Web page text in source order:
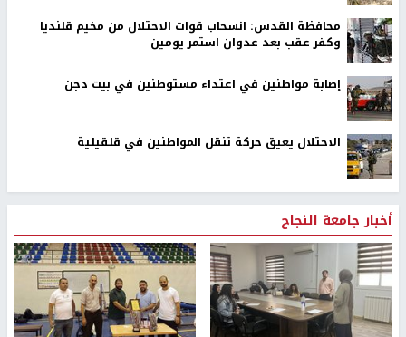
محافظة القدس: انسحاب قوات الاحتلال من مخيم قلنديا
وكفر عقب بعد عدوان استمر يومين
إصابة مواطنين في اعتداء مستوطنين في بيت دجن
الاحتلال يعيق حركة تنقل المواطنين في قلقيلية
أخبار جامعة النجاح